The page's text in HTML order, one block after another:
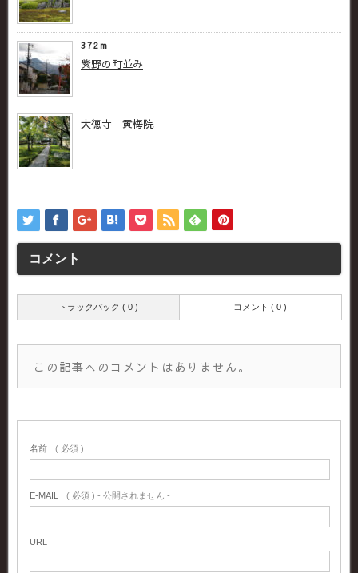
372m
紫野の町並み
大徳寺 黄梅院
コメント
トラックバック ( 0 ) コメント ( 0 )
この記事へのコメントはありません。
名前 ( 必須 )
E-MAIL ( 必須 ) - 公開されません -
URL